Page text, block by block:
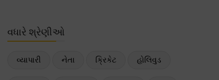
વધારે શ્રેણીઓ
વ્યાપારી નેતા ક્રિકેટ હોલિવુડ